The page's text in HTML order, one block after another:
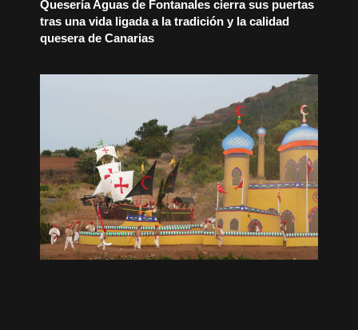
Quesería Aguas de Fontanales cierra sus puertas
tras una vida ligada a la tradición y la calidad
quesera de Canarias